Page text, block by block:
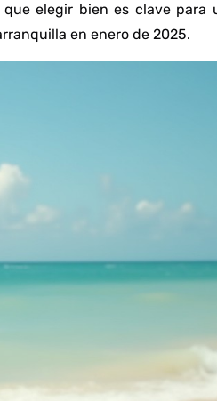
elegir bien es clave para
en enero de 2025.